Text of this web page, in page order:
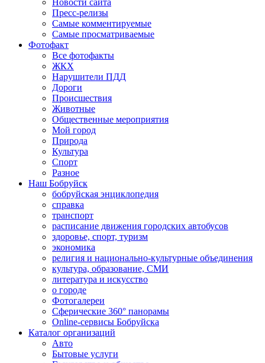
Новости сайта
Пресс-релизы
Самые комментируемые
Самые просматриваемые
Фотофакт
Все фотофакты
ЖКХ
Нарушители ПДД
Дороги
Происшествия
Животные
Общественные мероприятия
Мой город
Природа
Культура
Спорт
Разное
Наш Бобруйск
бобруйская энциклопедия
справка
транспорт
расписание движения городских автобусов
здоровье, спорт, туризм
экономика
религия и национально-культурные объединения
культура, образование, СМИ
литература и искусство
о городе
Фотогалереи
Сферические 360° панорамы
Online-сервисы Бобруйска
Каталог организаций
Авто
Бытовые услуги